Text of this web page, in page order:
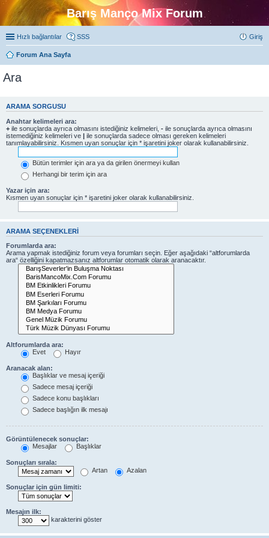
Barış Manço Mix Forum
Hızlı bağlantılar SSS Giriş
Forum Ana Sayfa
Ara
ARAMA SORGUSU
Anahtar kelimeleri ara:
+ ile sonuçlarda ayrıca olmasını istediğiniz kelimeleri, - ile sonuçlarda ayrıca olmasını
istemediğiniz kelimeleri ve | ile sonuçlarda sadece olması gereken kelimeleri
tanımlayabilirsiniz. Kısmen uyan sonuçlar için * işaretini joker olarak kullanabilirsiniz.
Bütün terimler için ara ya da girilen önermeyi kullan
Herhangi bir terim için ara
Yazar için ara:
Kısmen uyan sonuçlar için * işaretini joker olarak kullanabilirsiniz.
ARAMA SEÇENEKLERI
Forumlarda ara:
Arama yapmak istediğiniz forum veya forumları seçin. Eğer aşağıdaki “altforumlarda
ara“ özelliğini kapatmazsanız altforumlar otomatik olarak aranacaktır.
Altforumlarda ara:
Evet
Hayır
Aranacak alan:
Başlıklar ve mesaj içeriği
Sadece mesaj içeriği
Sadece konu başlıkları
Sadece başlığın ilk mesajı
Görüntülenecek sonuçlar:
Mesajlar
Başlıklar
Sonuçları sırala:
Artan
Azalan
Sonuçlar için gün limiti:
Mesajın ilk:
karakterini göster